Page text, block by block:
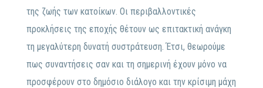
της ζωής των κατοίκων. Οι περιβαλλοντικές
προκλήσεις της εποχής θέτουν ως επιτακτική ανάγκη
τη μεγαλύτερη δυνατή συστράτευση. Έτσι, θεωρούμε
πως συναντήσεις σαν και τη σημερινή έχουν μόνο να
προσφέρουν στο δημόσιο διάλογο και την κρίσιμη μάχη